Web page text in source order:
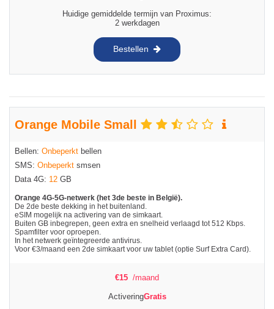
Huidige gemiddelde termijn van Proximus:
2 werkdagen
Bestellen
Orange Mobile Small
Bellen: Onbeperkt bellen
SMS: Onbeperkt smsen
Data 4G: 12 GB
Orange 4G-5G-netwerk (het 3de beste in België).
De 2de beste dekking in het buitenland.
eSIM mogelijk na activering van de simkaart.
Buiten GB inbegrepen, geen extra en snelheid verlaagd tot 512 Kbps.
Spamfilter voor oproepen.
In het netwerk geïntegreerde antivirus.
Voor €3/maand een 2de simkaart voor uw tablet (optie Surf Extra Card).
€15 /maand
ActiveringGratis